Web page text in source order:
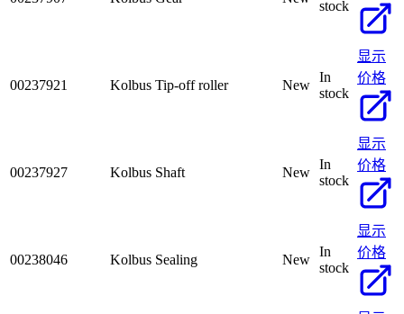
stock
00237921 Kolbus Tip-off roller New
In
stock
显示
价格
00237927 Kolbus Shaft New
In
stock
显示
价格
00238046 Kolbus Sealing New
In
stock
显示
价格